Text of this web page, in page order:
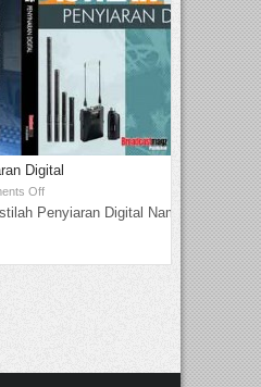
Digital
Off
Penyiaran Digital Nama